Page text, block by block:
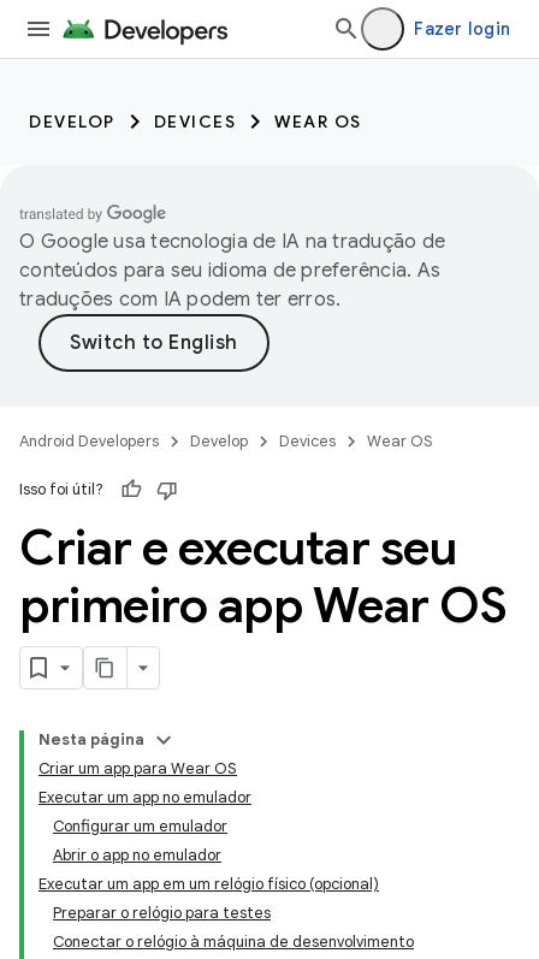
Fazer login
DEVELOP DEVICES WEAR OS
O Google usa tecnologia de IA na tradução de
conteúdos para seu idioma de preferência. As
traduções com IA podem ter erros.
Android Developers Develop Devices Wear OS
Isso foi útil?
Criar e executar seu
primeiro app Wear OS
Nesta página
Criar um app para Wear OS
Executar um app no emulador
Configurar um emulador
Abrir o app no emulador
Executar um app em um relógio físico (opcional)
Preparar o relógio para testes
Conectar o relógio à máquina de desenvolvimento